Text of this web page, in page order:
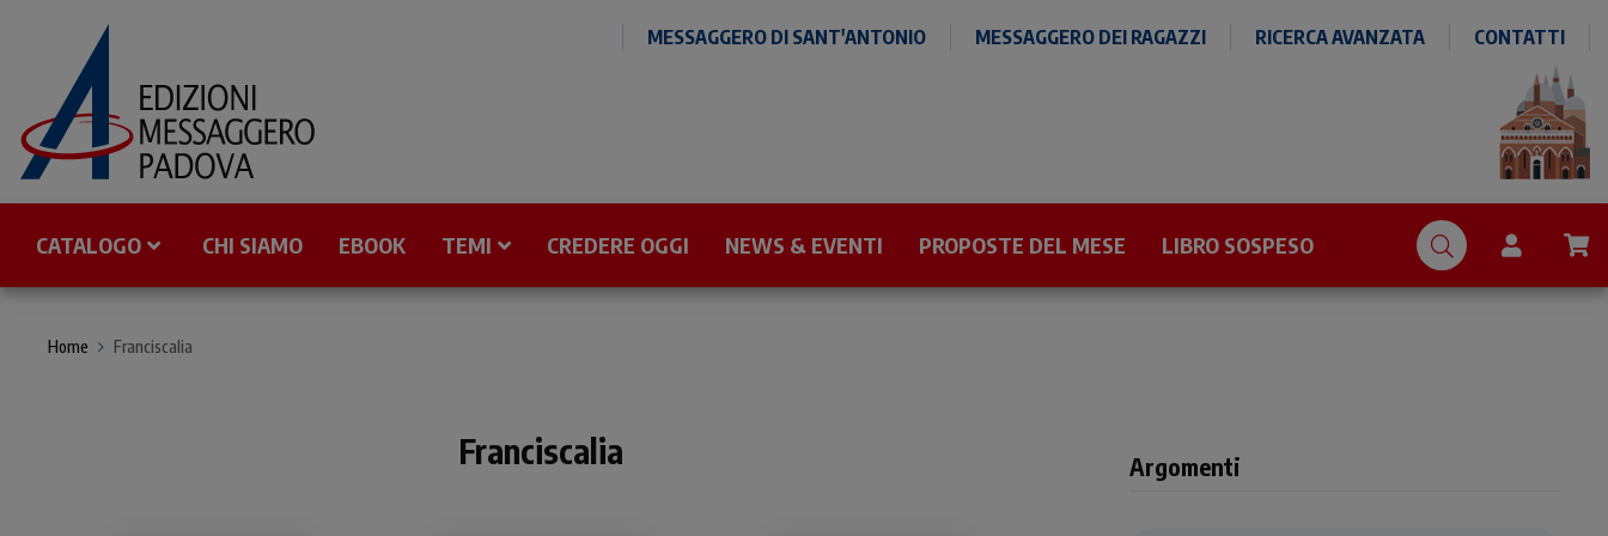
MESSAGGERO DI SANT'ANTONIO MESSAGGERO DEI RAGAZZI RICERCA AVANZATA CONTATTI
CATALOGO CHI SIAMO EBOOK TEMI CREDERE OGGI NEWS & EVENTI PROPOSTE DEL MESE LIBRO SOSPESO
Home Franciscalia
Franciscalia Argomenti